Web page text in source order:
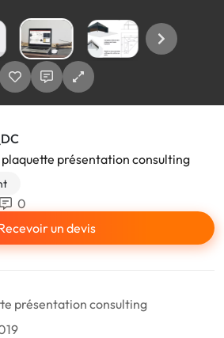
présentation consulting
0
un devis
présentation consulting